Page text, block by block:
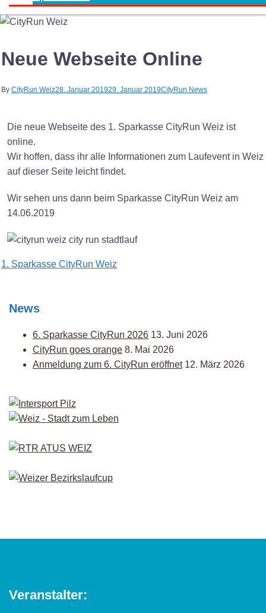
Neue Webseite Online
By CityRun Weiz28. Januar 201929. Januar 2019CityRun News
Die neue Webseite des 1. Sparkasse CityRun Weiz ist
online.
Wir hoffen, dass ihr alle Informationen zum Laufevent in Weiz
auf dieser Seite leicht findet.
Wir sehen uns dann beim Sparkasse CityRun Weiz am
14.06.2019
Post
1. Sparkasse CityRun Weiz
News
6. Sparkasse CityRun 2026 13. Juni 2026
CityRun goes orange 8. Mai 2026
Anmeldung zum 6. CityRun eröffnet 12. März 2026
Veranstalter: